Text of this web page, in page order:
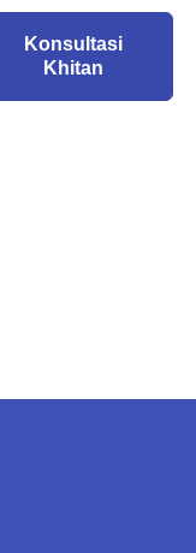
Konsultasi
Khitan